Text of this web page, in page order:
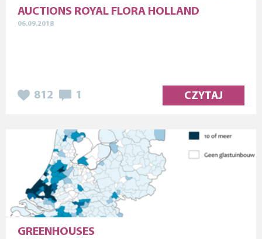
AUCTIONS ROYAL FLORA HOLLAND
06.09.2018
812 1 CZYTAJ
GREENHOUSES